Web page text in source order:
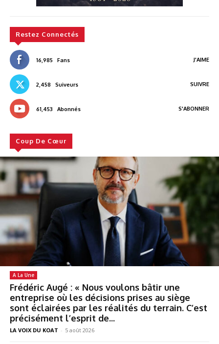
Restez Connectés
16,985 Fans J'AIME
2,458 Suiveurs SUIVRE
61,453 Abonnés S'ABONNER
Coup De Cœur
A La Une
Frédéric Augé : « Nous voulons bâtir une
entreprise où les décisions prises au siège
sont éclairées par les réalités du terrain. C’est
précisément l’esprit de...
LA VOIX DU KOAT - 5 août 2026